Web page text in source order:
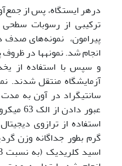
درهر ایستگاه، پس از
ترکیبی از رسوبات
انجام شد. نمونه­ها در
و سپس با استفاده از
عبور
استفاده از ترازوی
گرم بطور جداگانه وزن